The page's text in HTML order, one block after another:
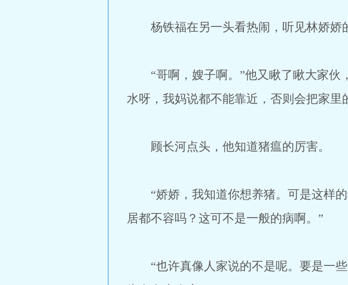
杨铁福在另一头看热闹，听见林娇娇
“哥啊，嫂子啊。”他又瞅了瞅大家伙
水呀，我妈说都不能靠近，否则会把家里
顾长河点头，他知道猪瘟的厉害。
“娇娇，我知道你想养猪。可是这样的
居都不容吗？这可不是一般的病啊。”
“也许真像人家说的不是呢。要是一些